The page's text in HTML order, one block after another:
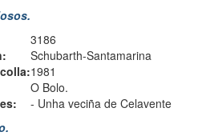
3186
Schubarth-Santamarina
1981
O Bolo.
- Unha veciña de Celavente